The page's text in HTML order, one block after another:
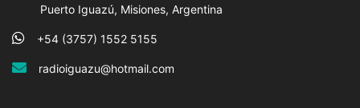
Puerto Iguazú, Misiones, Argentina
+54 (3757) 1552 5155
radioiguazu@hotmail.com